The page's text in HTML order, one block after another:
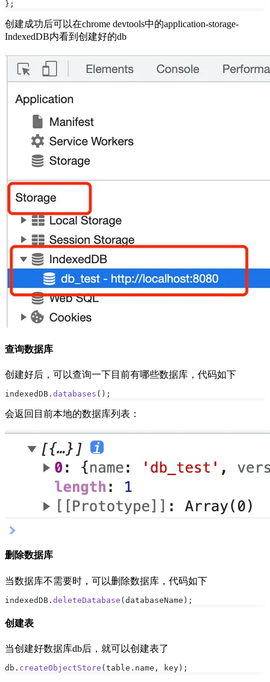
};
创建成功后可以在chrome devtools中的application-storage-
IndexedDB内看到创建好的db
查询数据库
创建好后，可以查询一下目前有哪些数据库，代码如下
indexedDB. databases ();
会返回目前本地的数据库列表：
删除数据库
当数据库不需要时，可以删除数据库，代码如下
indexedDB. deleteDatabase (databaseName);
创建表
当创建好数据库db后，就可以创建表了
db. createObjectStore (table.name, key);